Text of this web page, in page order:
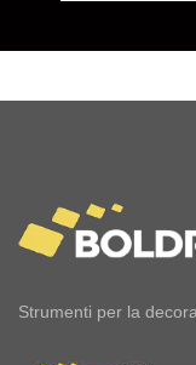
Strumenti per la